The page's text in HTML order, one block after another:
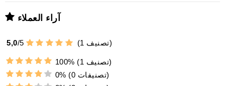
آراء العملاء
5,0/5 (1 تصنيف)
100%
(1 تصنيف)
0%
(0 تصنيفات)